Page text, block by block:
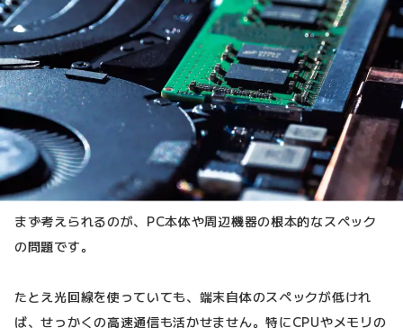
まず考えられるのが、PC本体や周辺機器の根本的なスペック
の問題です。
たとえ光回線を使っていても、端末自体のスペックが低けれ
ば、せっかくの高速通信も活かせません。特にCPUやメモリの